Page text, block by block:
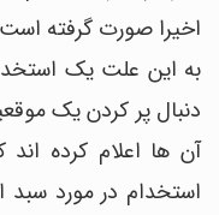
به این علت یک
آن ها اعلام کرده
استخدام در مورد سبد